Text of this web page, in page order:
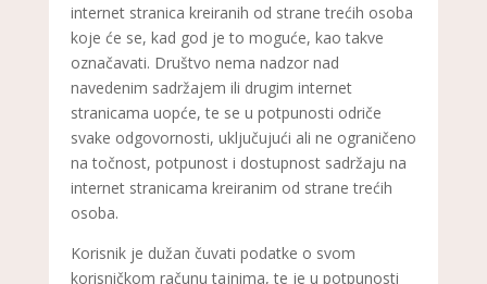
internet stranica kreiranih od strane trećih osoba
koje će se, kad god je to moguće, kao takve
označavati. Društvo nema nadzor nad
navedenim sadržajem ili drugim internet
stranicama uopće, te se u potpunosti odriče
svake odgovornosti, uključujući ali ne ograničeno
na točnost, potpunost i dostupnost sadržaju na
internet stranicama kreiranim od strane trećih
osoba.
Korisnik je dužan čuvati podatke o svom
korisničkom računu tajnima, te je u potpunosti